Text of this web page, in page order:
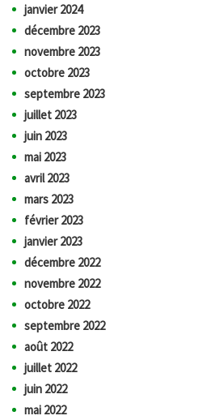
janvier 2024
décembre 2023
novembre 2023
octobre 2023
septembre 2023
juillet 2023
juin 2023
mai 2023
avril 2023
mars 2023
février 2023
janvier 2023
décembre 2022
novembre 2022
octobre 2022
septembre 2022
août 2022
juillet 2022
juin 2022
mai 2022